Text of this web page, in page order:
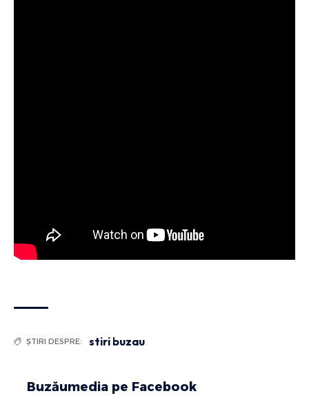
ȘTIRI DESPRE: stiri buzau
Buzăumedia pe Facebook